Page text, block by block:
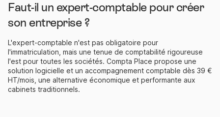
Faut-il un expert-comptable pour créer
son entreprise ?
L'expert-comptable n'est pas obligatoire pour
l'immatriculation, mais une tenue de comptabilité rigoureuse
l'est pour toutes les sociétés. Compta Place propose une
solution logicielle et un accompagnement comptable dès 39 €
HT/mois, une alternative économique et performante aux
cabinets traditionnels.